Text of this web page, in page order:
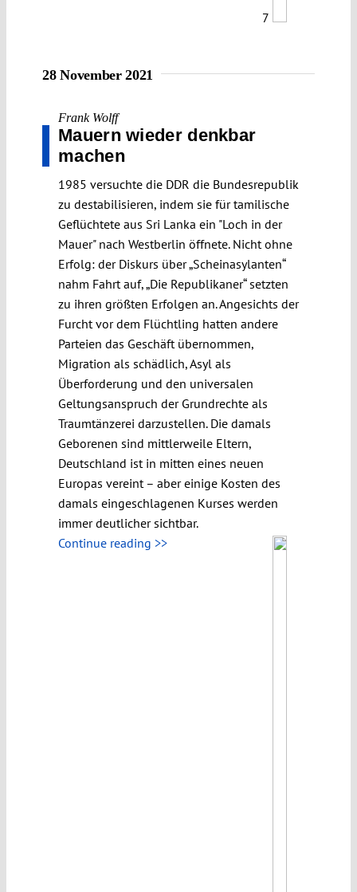
7
28 November 2021
Frank Wolff
Mauern wieder denkbar
machen
1985 versuchte die DDR die Bundesrepublik
zu destabilisieren, indem sie für tamilische
Geflüchtete aus Sri Lanka ein "Loch in der
Mauer" nach Westberlin öffnete. Nicht ohne
Erfolg: der Diskurs über „Scheinasylanten“
nahm Fahrt auf, „Die Republikaner“ setzten
zu ihren größten Erfolgen an. Angesichts der
Furcht vor dem Flüchtling hatten andere
Parteien das Geschäft übernommen,
Migration als schädlich, Asyl als
Überforderung und den universalen
Geltungsanspruch der Grundrechte als
Traumtänzerei darzustellen. Die damals
Geborenen sind mittlerweile Eltern,
Deutschland ist in mitten eines neuen
Europas vereint – aber einige Kosten des
damals eingeschlagenen Kurses werden
immer deutlicher sichtbar.
Continue reading >>